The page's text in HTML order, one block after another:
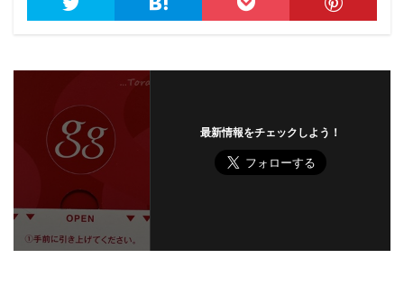
最新情報をチェックしよう！